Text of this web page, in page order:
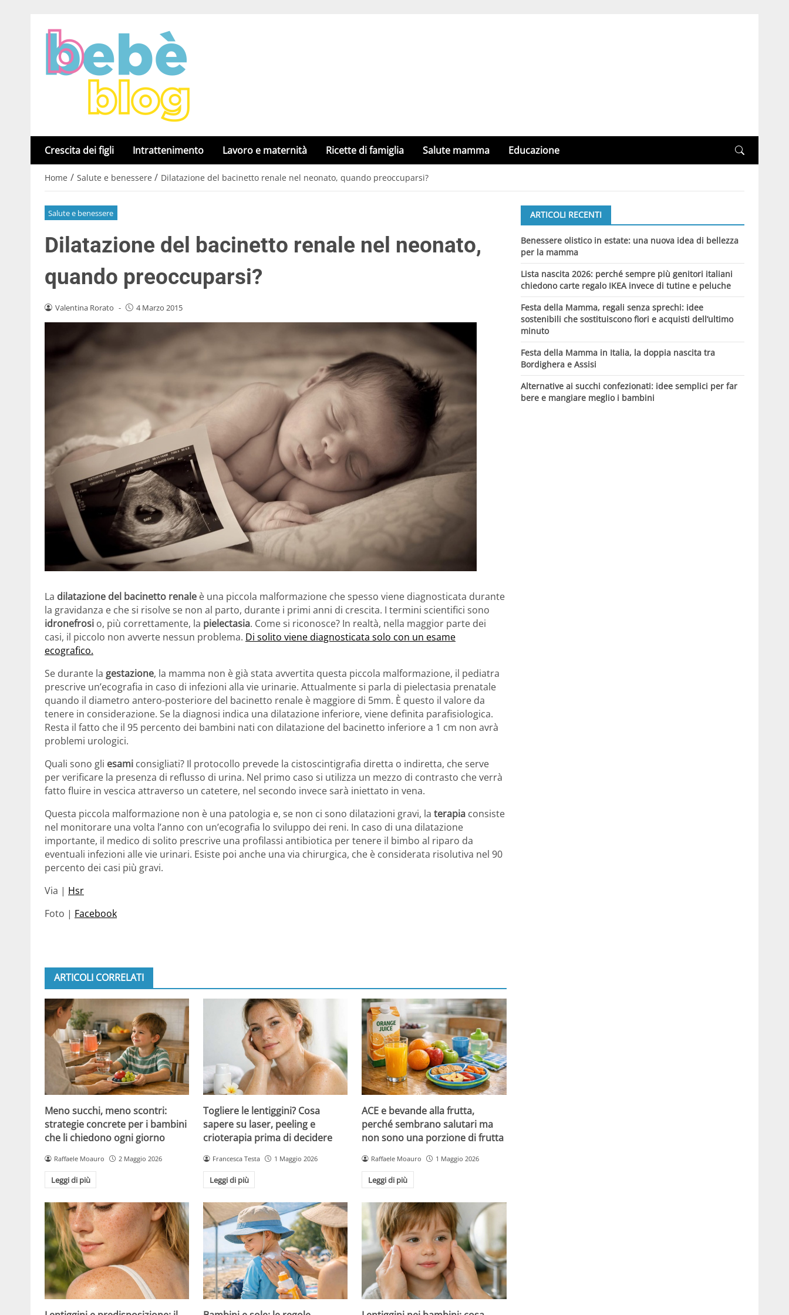
Crescita dei figli Intrattenimento Lavoro e maternità Ricette di famiglia Salute mamma Educazione
Home / Salute e benessere / Dilatazione del bacinetto renale nel neonato, quando preoccuparsi?
Salute e benessere
Dilatazione del bacinetto renale nel neonato,
quando preoccuparsi?
Valentina Rorato - 4 Marzo 2015
La dilatazione del bacinetto renale è una piccola malformazione che spesso viene diagnosticata durante
la gravidanza e che si risolve se non al parto, durante i primi anni di crescita. I termini scientifici sono
idronefrosi o, più correttamente, la pielectasia. Come si riconosce? In realtà, nella maggior parte dei
casi, il piccolo non avverte nessun problema. Di solito viene diagnosticata solo con un esame
ecografico.
Se durante la gestazione, la mamma non è già stata avvertita questa piccola malformazione, il pediatra
prescrive un’ecografia in caso di infezioni alla vie urinarie. Attualmente si parla di pielectasia prenatale
quando il diametro antero-posteriore del bacinetto renale è maggiore di 5mm. È questo il valore da
tenere in considerazione. Se la diagnosi indica una dilatazione inferiore, viene definita parafisiologica.
Resta il fatto che il 95 percento dei bambini nati con dilatazione del bacinetto inferiore a 1 cm non avrà
problemi urologici.
Quali sono gli esami consigliati? Il protocollo prevede la cistoscintigrafia diretta o indiretta, che serve
per verificare la presenza di reflusso di urina. Nel primo caso si utilizza un mezzo di contrasto che verrà
fatto fluire in vescica attraverso un catetere, nel secondo invece sarà iniettato in vena.
Questa piccola malformazione non è una patologia e, se non ci sono dilatazioni gravi, la terapia consiste
nel monitorare una volta l’anno con un’ecografia lo sviluppo dei reni. In caso di una dilatazione
importante, il medico di solito prescrive una profilassi antibiotica per tenere il bimbo al riparo da
eventuali infezioni alle vie urinari. Esiste poi anche una via chirurgica, che è considerata risolutiva nel 90
percento dei casi più gravi.
Via | Hsr
Foto | Facebook
ARTICOLI CORRELATI
Meno succhi, meno scontri:
strategie concrete per i bambini
che li chiedono ogni giorno
Raffaele Moauro 2 Maggio 2026
Leggi di più
Togliere le lentiggini? Cosa
sapere su laser, peeling e
crioterapia prima di decidere
Francesca Testa 1 Maggio 2026
Leggi di più
ACE e bevande alla frutta,
perché sembrano salutari ma
non sono una porzione di frutta
Raffaele Moauro 1 Maggio 2026
Leggi di più
ARTICOLI RECENTI
Benessere olistico in estate: una nuova idea di bellezza
per la mamma
Lista nascita 2026: perché sempre più genitori italiani
chiedono carte regalo IKEA invece di tutine e peluche
Festa della Mamma, regali senza sprechi: idee
sostenibili che sostituiscono fiori e acquisti dell’ultimo
minuto
Festa della Mamma in Italia, la doppia nascita tra
Bordighera e Assisi
Alternative ai succhi confezionati: idee semplici per far
bere e mangiare meglio i bambini